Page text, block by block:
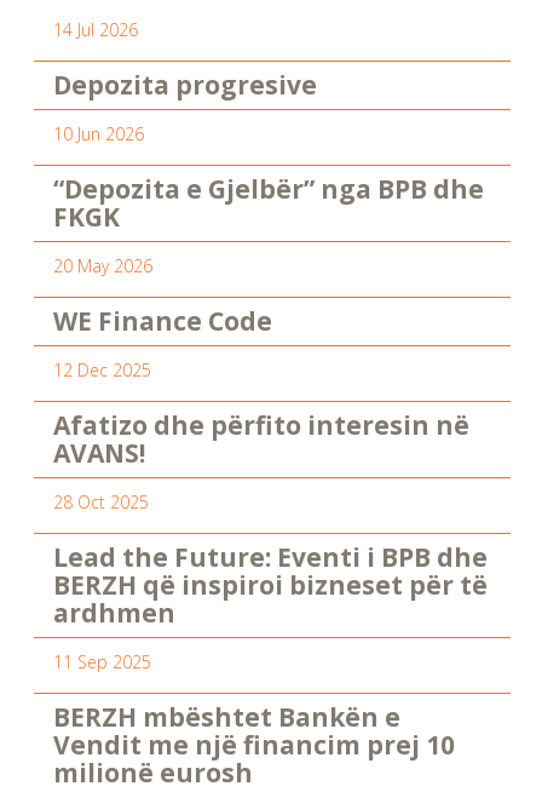
14 Jul 2026
Depozita progresive
10 Jun 2026
“Depozita e Gjelbër” nga BPB dhe
FKGK
20 May 2026
WE Finance Code
12 Dec 2025
Afatizo dhe përfito interesin në
AVANS!
28 Oct 2025
Lead the Future: Eventi i BPB dhe
BERZH që inspiroi bizneset për të
ardhmen
11 Sep 2025
BERZH mbështet Bankën e
Vendit me një financim prej 10
milionë eurosh